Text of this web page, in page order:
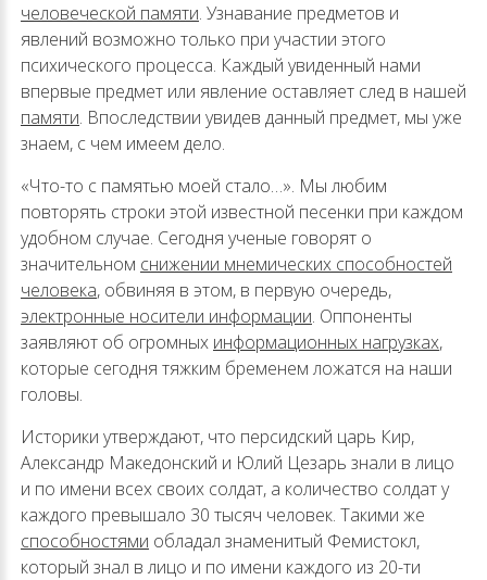
человеческой памяти. Узнавание предметов и
явлений возможно только при участии этого
психического процесса. Каждый увиденный нами
впервые предмет или явление оставляет след в нашей
памяти. Впоследствии увидев данный предмет, мы уже
знаем, с чем имеем дело.
«Что-то с памятью моей стало…». Мы любим
повторять строки этой известной песенки при каждом
удобном случае. Сегодня ученые говорят о
значительном снижении мнемических способностей
человека, обвиняя в этом, в первую очередь,
электронные носители информации. Оппоненты
заявляют об огромных информационных нагрузках,
которые сегодня тяжким бременем ложатся на наши
головы.
Историки утверждают, что персидский царь Кир,
Александр Македонский и Юлий Цезарь знали в лицо
и по имени всех своих солдат, а количество солдат у
каждого превышало 30 тысяч человек. Такими же
способностями обладал знаменитый Фемистокл,
который знал в лицо и по имени каждого из 20-ти